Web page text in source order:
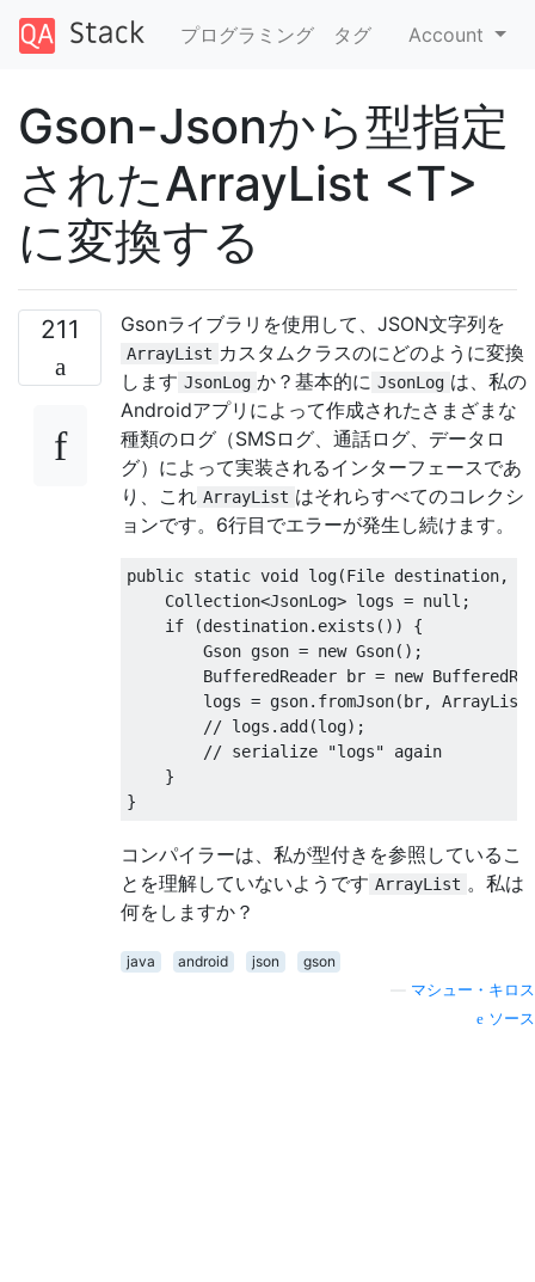
プログラミング タグ Account
Gson-Jsonから型指定
されたArrayList <T>
に変換する
211 Gsonライブラリを使用して、JSON文字列を
ArrayList カスタムクラスのにどのように変換
します JsonLog か？基本的に JsonLog は、私の
Androidアプリによって作成されたさまざまな
種類のログ（SMSログ、通話ログ、データロ
グ）によって実装されるインターフェースであ
り、これ ArrayList はそれらすべてのコレクシ
ョンです。6行目でエラーが発生し続けます。
public static void log(File destination,
Collection<JsonLog> logs = null ;
if
(destination. exists ())
{
Gson gson = new Gson();
BufferedReader br = new
        logs
= gson. fromJson(br, ArrayList
// logs.add(log);
// serialize "logs" again
}
}
コンパイラーは、私が型付きを参照しているこ
とを理解していないようです ArrayList 。私は
何をしますか？
java android json
gson
マシュー・キロス
ソース